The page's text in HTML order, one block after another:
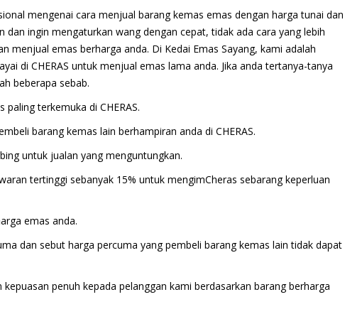
mengenai cara menjual barang kemas emas dengan harga tunai dan
ingin mengaturkan wang dengan cepat, tidak ada cara yang lebih
menjual emas berharga anda. Di Kedai Emas Sayang, kami adalah
di CHERAS untuk menjual emas lama anda. Jika anda tertanya-tanya
beberapa sebab.
terkemuka di CHERAS.
barang kemas lain berhampiran anda di CHERAS.
untuk jualan yang menguntungkan.
tertinggi sebanyak 15% untuk mengimCheras sebarang keperluan
emas anda.
dan sebut harga percuma yang pembeli barang kemas lain tidak dapat
penuh kepada pelanggan kami berdasarkan barang berharga